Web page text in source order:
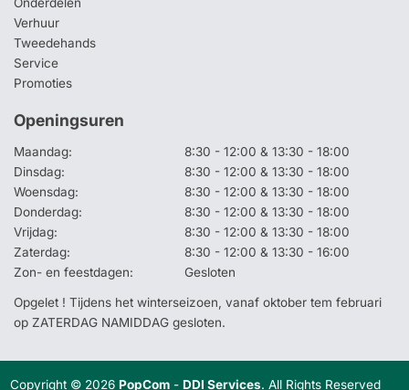
Verhuur
Tweedehands
Service
Promoties
Openingsuren
Maandag:
8:30 - 12:00 & 13:30 - 18:00
Dinsdag:
8:30 - 12:00 & 13:30 - 18:00
Woensdag:
8:30 - 12:00 & 13:30 - 18:00
Donderdag:
8:30 - 12:00 & 13:30 - 18:00
Vrijdag:
8:30 - 12:00 & 13:30 - 18:00
Zaterdag:
8:30 - 12:00 & 13:30 - 16:00
Zon- en feestdagen:
Gesloten
Opgelet ! Tijdens het winterseizoen, vanaf oktober tem februari
op ZATERDAG NAMIDDAG gesloten.
Copyright © 2026PopCom -DDI Services. All Rights Reserved